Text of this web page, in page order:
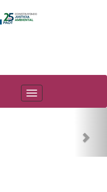
PAOT